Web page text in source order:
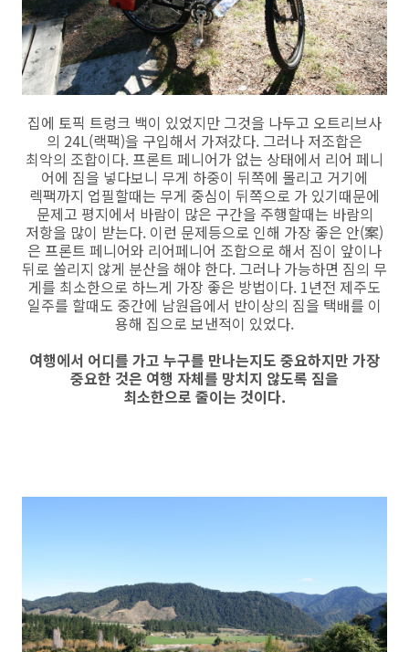
집에 토픽 트렁크 백이 있었지만 그것을 나두고 오트리브사
의 24L(랙팩)을 구입해서 가져갔다. 그러나 저조합은
최악의 조합이다. 프론트 페니어가 없는 상태에서 리어 페니
어에 짐을 넣다보니 무게 하중이 뒤쪽에 몰리고 거기에
렉팩까지 업필할때는 무게 중심이 뒤쪽으로 가 있기때문에
문제고 평지에서 바람이 많은 구간을 주행할때는 바람의
저항을 많이 받는다. 이런 문제등으로 인해 가장 좋은 안(案)
은 프론트 페니어와 리어페니어 조합으로 해서 짐이 앞이나
뒤로 쏠리지 않게 분산을 해야 한다. 그러나 가능하면 짐의 무
게를 최소한으로 하느게 가장 좋은 방법이다. 1년전 제주도
일주를 할때도 중간에 남원읍에서 반이상의 짐을 택배를 이
용해 집으로 보낸적이 있었다.
여행에서 어디를 가고 누구를 만나는지도 중요하지만 가장
중요한 것은 여행 자체를 망치지 않도록 짐을
최소한으로 줄이는 것이다.